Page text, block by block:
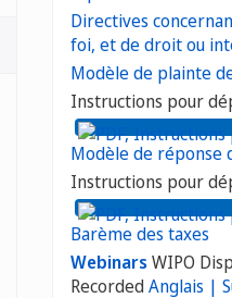
Directives
foi, et de droit ou
Modèle de plainte
Instructions pour
Modèle de réponse
Instructions pour
Barème des taxes
WebinarsWIPO
RecordedAnglais |